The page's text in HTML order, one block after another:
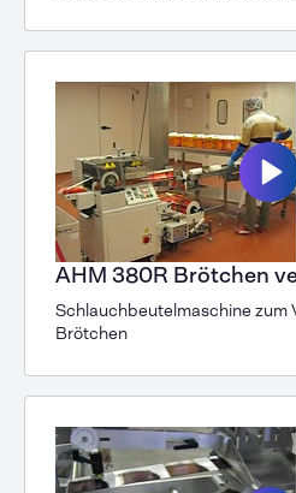
AHM 380R Brötchen
Schlauchbeutelmaschine zum
Brötchen